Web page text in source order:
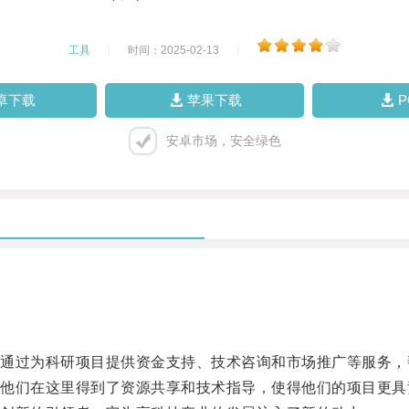
工具 时间：2025-02-13
下载 苹果下载
安卓市场，安全绿色
为科研项目提供资金支持、技术咨询和市场推广等服务，
在这里得到了资源共享和技术指导，使得他们的项目更具